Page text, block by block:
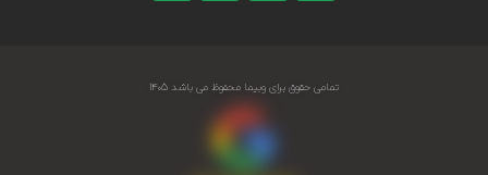
تمامی حقوق برای وبیما محفوظ می باشد ۱۴۰۵